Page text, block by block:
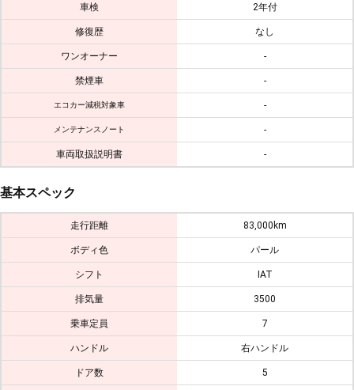
車検 2年付
修復歴 なし
ワンオーナー -
禁煙車 -
エコカー減税対象車 -
メンテナンスノート -
車両取扱説明書 -
基本スペック
走行距離 83,000km
ボディ色 パール
シフト IAT
排気量 3500
乗車定員 7
ハンドル 右ハンドル
ドア数 5